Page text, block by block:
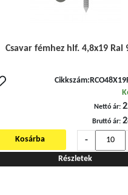
Csavar fémhez hlf. 4,8x19 Ral
Cikkszám:
Nettó ár:
Bruttó ár:
-
Kosárba
Részletek